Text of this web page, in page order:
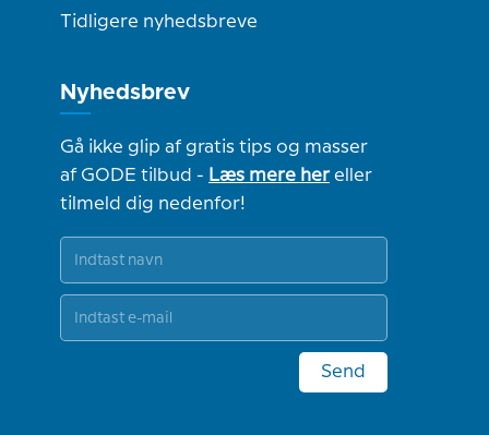
Tidligere nyhedsbreve
Nyhedsbrev
Gå ikke glip af gratis tips og masser
af GODE tilbud - Læs mere hereller
tilmeld dig nedenfor!
Send